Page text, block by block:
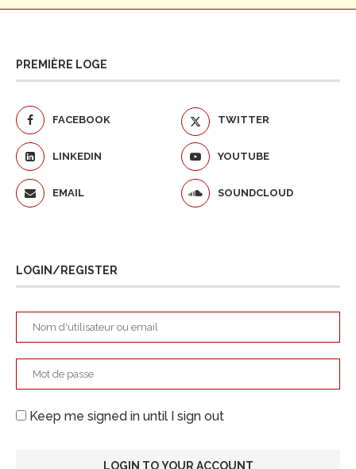
PREMIÈRE LOGE
FACEBOOK TWITTER
LINKEDIN YOUTUBE
EMAIL SOUNDCLOUD
LOGIN/REGISTER
Keep me signed in until I sign out